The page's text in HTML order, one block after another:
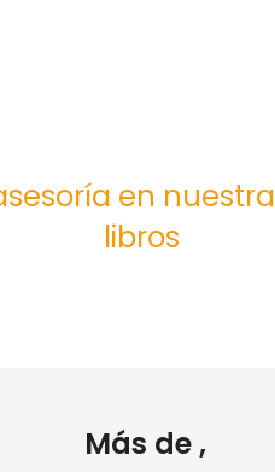
en
libros
Más de ,